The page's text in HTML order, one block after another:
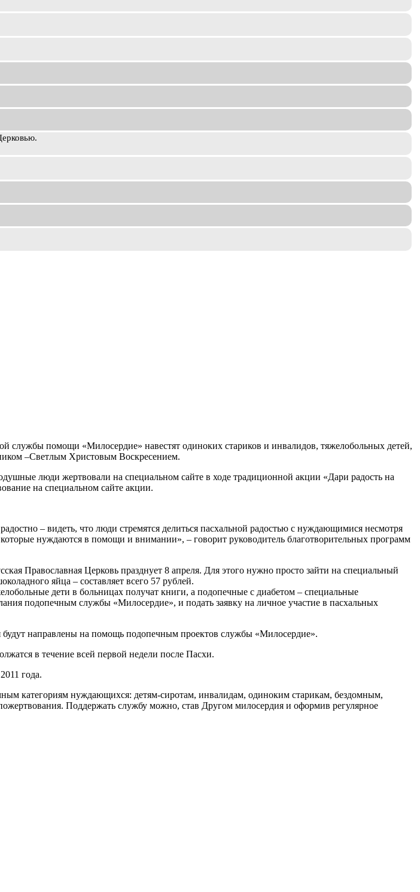
службы помощи «Милосердие» навестят одиноких стариков и инвалидов, тяжелобольных детей,
–Светлым Христовым Воскресением.
люди жертвовали на специальном сайте в ходе традиционной акции «Дари радость на
на специальном сайте акции.
– видеть, что люди стремятся делиться пасхальной радостью с нуждающимися несмотря
нуждаются в помощи и внимании», – говорит руководитель благотворительных программ
Православная Церковь празднует 8 апреля. Для этого нужно просто зайти на специальный
яйца – составляет всего 57 рублей.
дети в больницах получат книги, а подопечные с диабетом – специальные
подопечным службы «Милосердие», и подать заявку на личное участие в пасхальных
будут направлены на помощь подопечным проектов службы «Милосердие».
в течение всей первой недели после Пасхи.
года.
категориям нуждающихся: детям-сиротам, инвалидам, одиноким старикам, бездомным,
Поддержать службу можно, став Другом милосердия и оформив регулярное